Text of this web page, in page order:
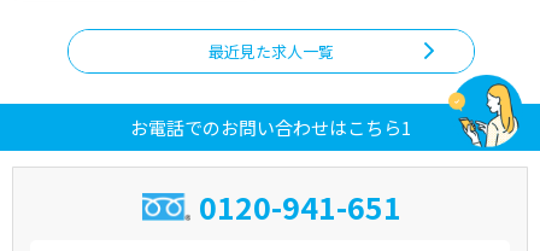
最近見た求人一覧
お電話でのお問い合わせはこちら1
0120-941-651